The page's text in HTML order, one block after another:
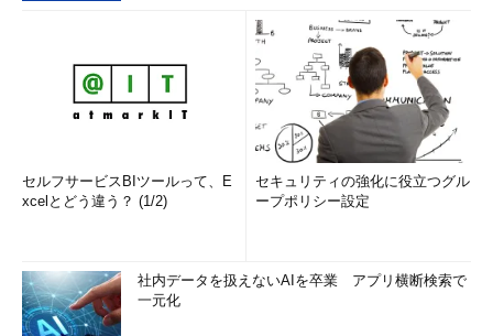
セルフサービスBIツールって、E
xcelとどう違う？ (1/2)
セキュリティの強化に役立つグル
ープポリシー設定
社内データを扱えないAIを卒業 アプリ横断検索で
一元化